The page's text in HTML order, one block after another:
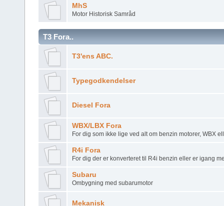
MhS
Motor Historisk Samråd
T3 Fora..
T3'ens ABC.
Typegodkendelser
Diesel Fora
WBX/LBX Fora
For dig som ikke lige ved alt om benzin motorer, WBX
R4i Fora
For dig der er konverteret til R4i benzin eller er igang
Subaru
Ombygning med subarumotor
Mekanisk